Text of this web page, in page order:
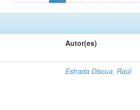
Autor(es)
Estrada Discua, Raúl